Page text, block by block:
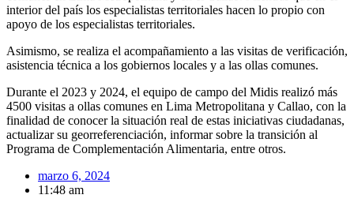
interior del país los especialistas territoriales hacen lo propio con
apoyo de los especialistas territoriales.
Asimismo, se realiza el acompañamiento a las visitas de verificación,
asistencia técnica a los gobiernos locales y a las ollas comunes.
Durante el 2023 y 2024, el equipo de campo del Midis realizó más
4500 visitas a ollas comunes en Lima Metropolitana y Callao, con la
finalidad de conocer la situación real de estas iniciativas ciudadanas,
actualizar su georreferenciación, informar sobre la transición al
Programa de Complementación Alimentaria, entre otros.
marzo 6, 2024
11:48 am